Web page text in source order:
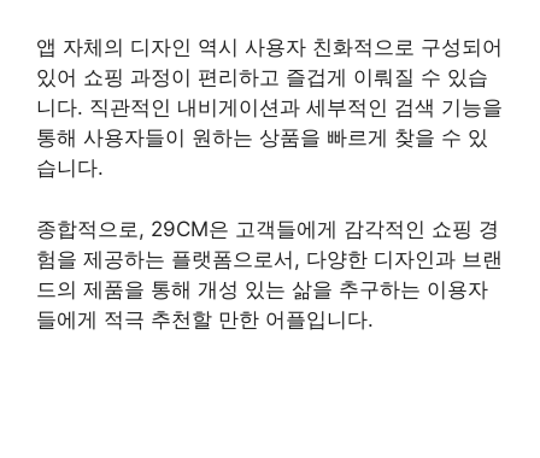
앱 자체의 디자인 역시 사용자 친화적으로 구성되어
있어 쇼핑 과정이 편리하고 즐겁게 이뤄질 수 있습
니다. 직관적인 내비게이션과 세부적인 검색 기능을
통해 사용자들이 원하는 상품을 빠르게 찾을 수 있
습니다.
종합적으로, 29CM은 고객들에게 감각적인 쇼핑 경
험을 제공하는 플랫폼으로서, 다양한 디자인과 브랜
드의 제품을 통해 개성 있는 삶을 추구하는 이용자
들에게 적극 추천할 만한 어플입니다.